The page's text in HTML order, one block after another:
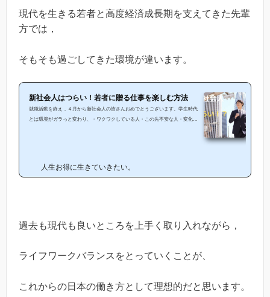
現代を生きる若者と高度経済成長期を支えてきた先輩
方では，
そもそも過ごしてきた環境が違います。
新社会人はつらい！若者に贈る仕事を楽しむ方法
就職活動を終え，４月から新社会人の皆さんおめでとうございます。学生時代
とは環境がガラっと変わり、・ワクワクしている人・この先不安な人・変化に
つらいと考えることについて・今と昔の価値観の違い・仕事...
人生お得に生きていきたい。
過去も現代も良いところを上手く取り入れながら，
ライフワークバランスをとっていくことが、
これからの日本の働き方として理想的だと思います。